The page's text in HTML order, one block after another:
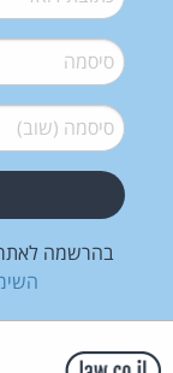
סיסמה*
סיסמה (שוב)*
בהרשמה